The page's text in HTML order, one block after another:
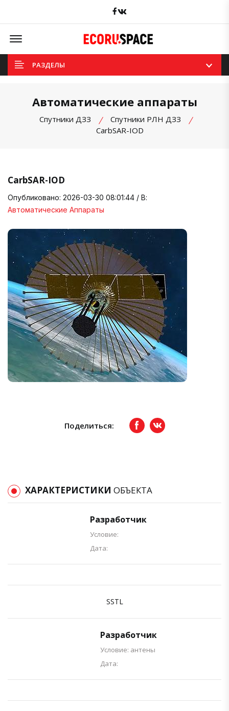
Facebook
Offcanvas Menu Open
РАЗДЕЛЫ
Автоматические аппараты
Спутники ДЗЗ
Спутники РЛН ДЗЗ
CarbSAR-IOD
CarbSAR-IOD
Опубликовано: 2026-03-30 08:01:44 / В:
Автоматические Аппараты
Поделиться: FacebookвКонтакте
ХАРАКТЕРИСТИКИ ОБЪЕКТА
Разработчик
Условие:
Дата:
SSTL
Разработчик
Условие: антены
Дата: